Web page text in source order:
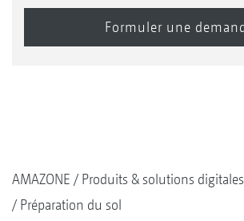
AMAZONE
Produits & solutions digitales
Préparation du sol